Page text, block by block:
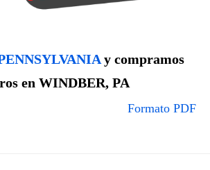
y compramos
en WINDBER, PA
Formato PDF